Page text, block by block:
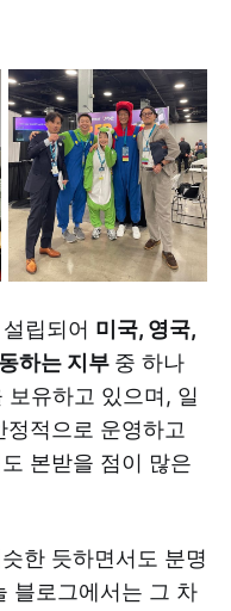
립되어 미국, 영국,
하는 지부 중 하나
보유하고 있으며, 일
적으로 운영하고
본받을 점이 많은
한 듯하면서도 분명
블로그에서는 그 차